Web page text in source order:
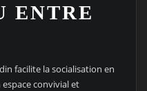
ENTRE
facilite la socialisation en
convivial et